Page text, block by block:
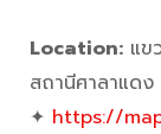
Location: แข
สถานีศาลาแด
✦ https://